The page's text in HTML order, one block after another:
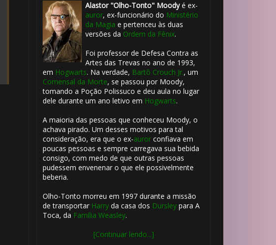
Alastor "Olho-Tonto" Moodyé ex-
auror, ex-funcionário do Ministério
da Magia e pertenceu às duas
versões da Ordem da Fênix.
Foi professor de Defesa Contra as
Artes das Trevas no ano de 1993,
em Hogwarts. Na verdade, Bartô Crouch Jr., um
Comensal da Morte, se passou por Moody,
tomando a Poção Polissuco e deu aula no lugar
dele durante um ano letivo em Hogwarts.
A maioria das pessoas que conheceu Moody, o
achava pirado. Um desses motivos para tal
consideração, era que o ex-aurorconfiava em
poucas pessoas e sempre carregava sua bebida
consigo, com medo de que outras pessoas
pudessem envenenar o que ele possivelmente
beberia.
Olho-Tonto morreu em 1997 durante a missão
de transportar Harryda casa dos Dursleypara A
Toca, da Família Weasley.
[Continuar lendo...]